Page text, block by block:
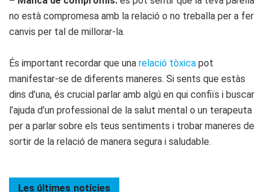
no està compromesa amb la relació o no treballa per a fer
canvis per tal de millorar-la.
És important recordar que una relació tòxica pot
manifestar-se de diferents maneres. Si sents que estàs
dins d’una, és crucial parlar amb algú en qui confiïs i buscar
l’ajuda d’un professional de la salut mental o un terapeuta
per a parlar sobre els teus sentiments i trobar maneres de
sortir de la relació de manera segura i saludable.
Les últimes notícies